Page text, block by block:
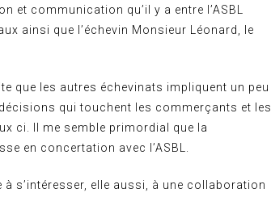
communication qu’il y a entre l’ASBL
ainsi que l’échevin Monsieur Léonard, le
que les autres échevinats impliquent un peu
qui touchent les commerçants et les
ci. Il me semble primordial que la
en concertation avec l’ASBL.
à s’intéresser, elle aussi, à une collaboration